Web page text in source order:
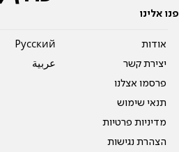
פנו אלינו
אודות
יצירת קשר
פרסמו אצלנו
תנאי שימוש
מדיניות פרטיות
הצהרת נגישות
Pусский
عربية